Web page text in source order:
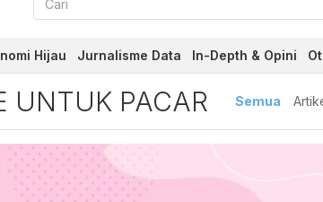
Hijau Jurnalisme Data In-Depth & Opini
Pacar Terbaru
UNTUK PACAR Semua